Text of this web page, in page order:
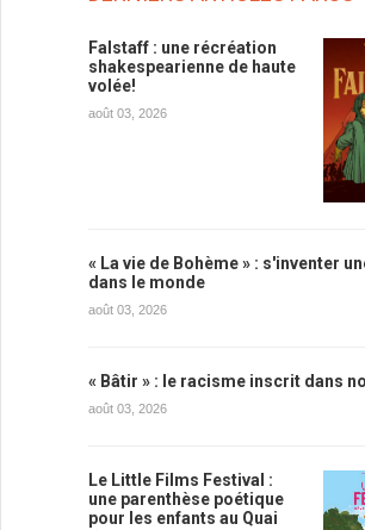
Falstaff : une récréation
shakespearienne de haute
volée!
août 03, 2026
« La vie de Bohème » : s'inventer
dans le monde
août 03, 2026
« Bâtir » : le racisme inscrit dans
août 03, 2026
Le Little Films Festival :
une parenthèse poétique
pour les enfants au Quai